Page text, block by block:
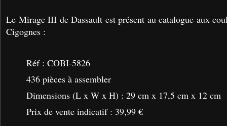
Le Mirage III de Dassault est présent au catalogue aux
Cigognes :
Réf : COBI-5826
436 pièces à assembler
Dimensions (L x W x H) : 29 cm x 17,5 cm x 12 cm
Prix de vente indicatif : 39,99 €